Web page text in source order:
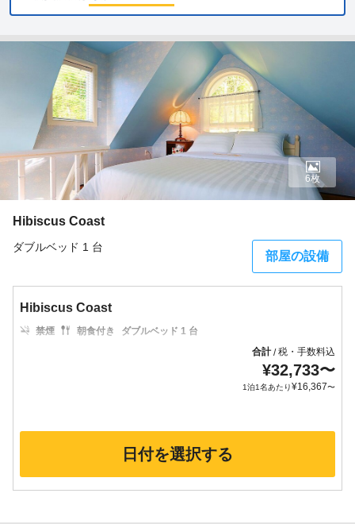
Hibiscus Coast
ダブルベッド 1 台
部屋の設備
6枚
Hibiscus Coast
禁煙 朝食付き
ダブルベッド 1 台
合計/税・手数料込
¥32,733〜
1泊1名あたり¥16,367〜
日付を選択する